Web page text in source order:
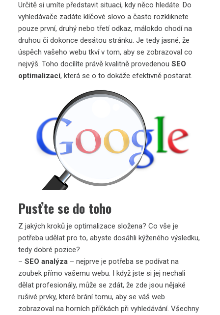
Určitě si umíte představit situaci, kdy něco hledáte. Do
vyhledávače zadáte klíčové slovo a často rozkliknete
pouze první, druhý nebo třetí odkaz, málokdo chodí na
druhou či dokonce desátou stránku. Je tedy jasné, že
úspěch vašeho webu tkví v tom, aby se zobrazoval co
nejvýš. Toho docílíte právě kvalitně provedenouSEO
optimalizací, která se o to dokáže efektivně postarat.
Pusťte se do toho
Z jakých kroků je optimalizace složena? Co vše je
potřeba udělat pro to, abyste dosáhli kýženého výsledku,
tedy dobré pozice?
–SEO analýza – nejprve je potřeba se podívat na
zoubek přímo vašemu webu. I když jste si jej nechali
dělat profesionály, může se zdát, že zde jsou nějaké
rušivé prvky, které brání tomu, aby se váš web
zobrazoval na horních příčkách při vyhledávání. Všechny